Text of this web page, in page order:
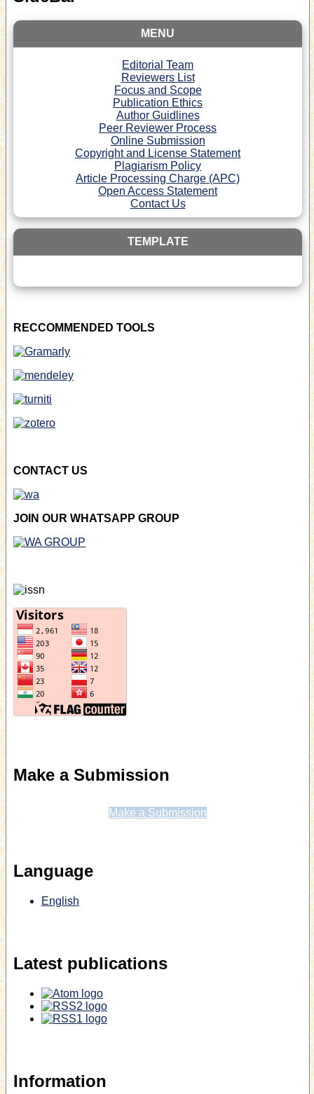
MENU
Editorial Team
Reviewers List
Focus and Scope
Publication Ethics
Author Guidlines
Peer Reviewer Process
Online Submission
Copyright and License Statement
Plagiarism Policy
Article Processing Charge (APC)
Open Access Statement
Contact Us
TEMPLATE
RECCOMMENDED TOOLS
CONTACT US
JOIN OUR WHATSAPP GROUP
Make a Submission
Make a Submission
Language
English
Latest publications
Information